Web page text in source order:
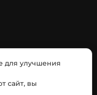
город
для улучшения
сайт, вы